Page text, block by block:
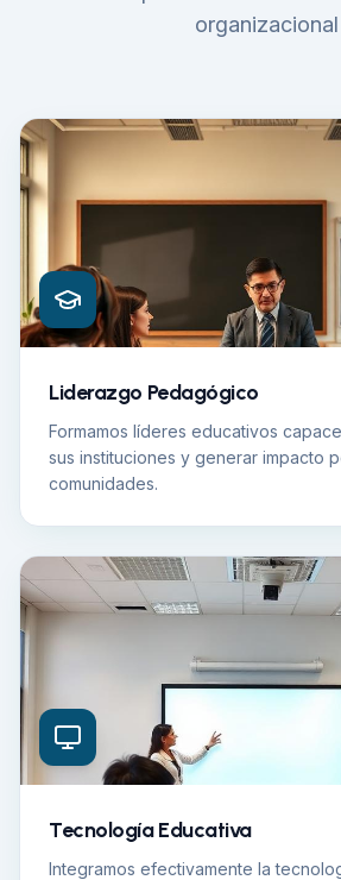
organizacional
Liderazgo Pedagógico
Formamos líderes educativos
sus instituciones y generar impacto
comunidades.
Tecnología Educativa
Integramos efectivamente la